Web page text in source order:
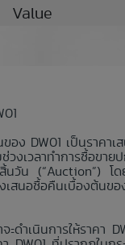
Value
ของ DW01 เป็นรา
งเวลาทำการซื้อขา
วัน (“Auction”) โ
เสนอซื้อคืนเบื้องต้น
ะดำเนินการให้ราคา